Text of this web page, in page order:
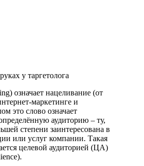
означает нацеливание (от
маркетинге и
это слово означает
аудиторию – ту,
степени заинтересована в
или услуг компании. Такая
целевой аудиторией (ЦА)